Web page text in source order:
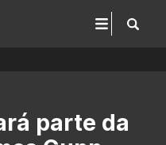
parte da